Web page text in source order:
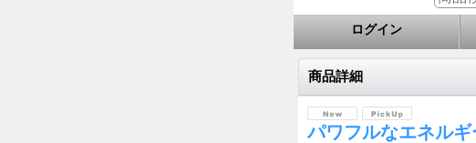
ログイン
商品詳細
パワフルなエネル